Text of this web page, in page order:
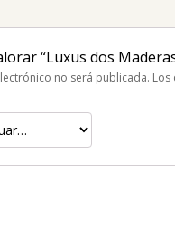
“Luxus dos
no será publicada. Los